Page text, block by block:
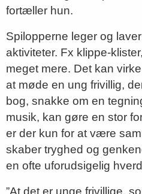
fortæller hun.
Spilopperne leger og
aktiviteter. Fx klippe-
meget mere. Det kan
at møde en ung frivillig,
bog, snakke om en
musik, kan gøre en stor
er der kun for at være
skaber tryghed og
en ofte uforudsigelig